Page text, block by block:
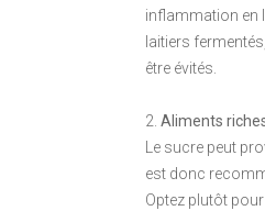
inflammation en
laitiers
être évités.
2. Aliments
Le sucre peut
est donc
Optez plutôt